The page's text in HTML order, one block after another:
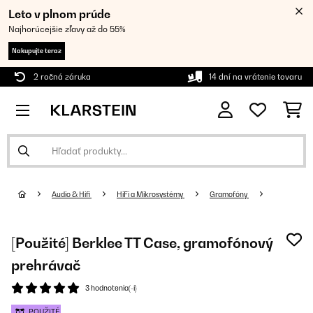
Leto v plnom prúde
Najhorúcejšie zľavy až do 55%
Nakupujte teraz
2 ročná záruka 14 dní na vrátenie tovaru
Audio & Hifi HiFi a Mikrosystémy Gramofóny
[Použité] Berklee TT Case, gramofónový
prehrávač
3 hodnotenia(-í)